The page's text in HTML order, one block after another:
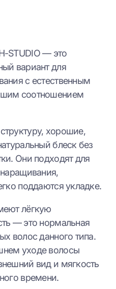
STUDIO — это
вариант для
с естественным
соотношением
хорошие,
блеск без
Они подходят для
наращивания,
поддаются укладке.
лёгкую
— это нормальная
волос данного типа.
уходе волосы
вид и мягкость
времени.